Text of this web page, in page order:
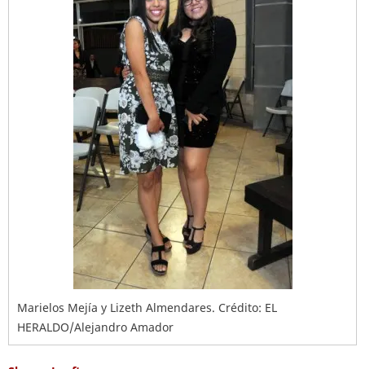
Marielos Mejía y Lizeth Almendares. Crédito: EL
HERALDO/Alejandro Amador